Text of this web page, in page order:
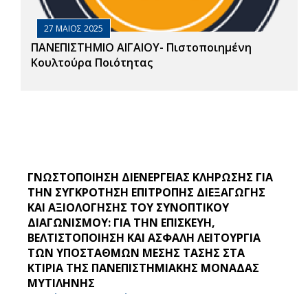
27 ΜΑΙΟΣ 2025
ΠΑΝΕΠΙΣΤΗΜΙΟ ΑΙΓΑΙΟΥ- Πιστοποιημένη
Κουλτούρα Ποιότητας
ΓΝΩΣΤΟΠΟΙΗΣΗ ΔΙΕΝΕΡΓΕΙΑΣ ΚΛΗΡΩΣΗΣ ΓΙΑ
ΤΗΝ ΣΥΓΚΡΟΤΗΣΗ ΕΠΙΤΡΟΠΗΣ ΔΙΕΞΑΓΩΓΗΣ
ΚΑΙ ΑΞΙΟΛΟΓΗΣΗΣ ΤΟΥ ΣΥΝΟΠΤΙΚΟΥ
ΔΙΑΓΩΝΙΣΜΟΥ: ΓΙΑ ΤΗΝ ΕΠΙΣΚΕΥΗ,
ΒΕΛΤΙΣΤΟΠΟΙΗΣΗ ΚΑΙ ΑΣΦΑΛΗ ΛΕΙΤΟΥΡΓΙΑ
ΤΩΝ ΥΠΟΣΤΑΘΜΩΝ ΜΕΣΗΣ ΤΑΣΗΣ ΣΤΑ
ΚΤΙΡΙΑ ΤΗΣ ΠΑΝΕΠΙΣΤΗΜΙΑΚΗΣ ΜΟΝΑΔΑΣ
ΜΥΤΙΛΗΝΗΣ